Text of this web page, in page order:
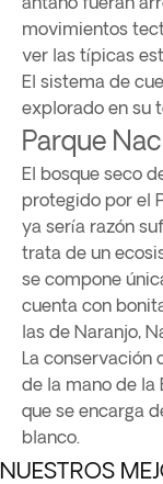
movimientos
ver las típicas
El sistema de
explorado en su
Parque
El bosque seco
protegido por el
ya sería razón
trata de un
se compone
cuenta con
las de Naranjo,
La conservación
de la mano de la
que se encarga
blanco.
NUESTROS